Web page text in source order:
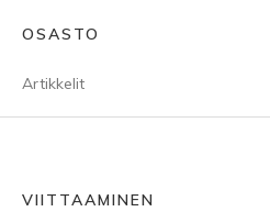
OSASTO
Artikkelit
VIITTAAMINEN